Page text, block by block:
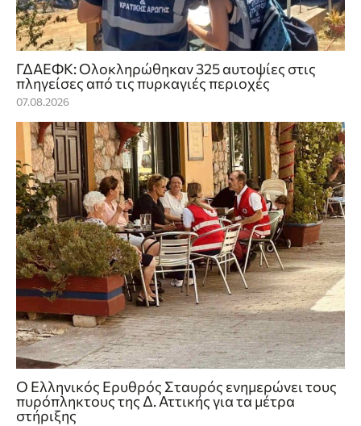
ΓΔΑΕΦΚ: Ολοκληρώθηκαν 325 αυτοψίες στις
πληγείσες από τις πυρκαγιές περιοχές
07.08.2026
Ο Ελληνικός Ερυθρός Σταυρός ενημερώνει τους
πυρόπληκτους της Δ. Αττικής για τα μέτρα
στήριξης